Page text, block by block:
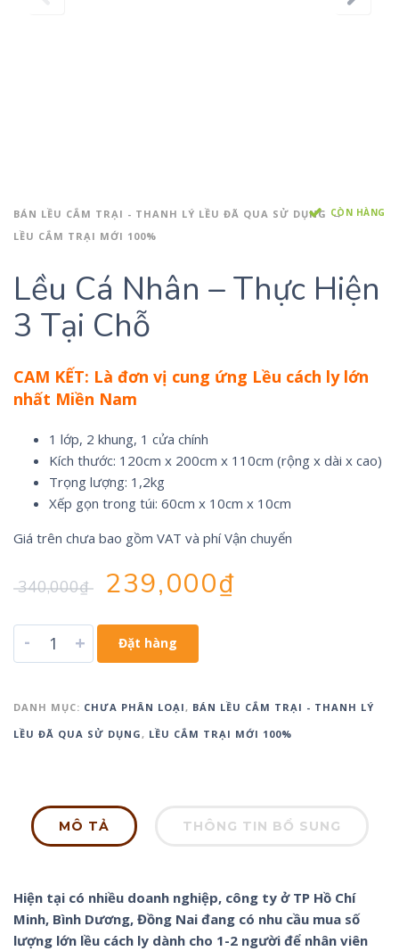
BÁN LỀU CẮM TRẠI - THANH LÝ LỀU ĐÃ QUA SỬ DỤNG
LỀU CẮM TRẠI MỚI 100%
CÒN HÀNG
Lều Cá Nhân – Thực Hiện
3 Tại Chỗ
CAM KẾT: Là đơn vị cung ứng Lều cách ly lớn
nhất Miền Nam
1 lớp, 2 khung, 1 cửa chính
Kích thước: 120cm x 200cm x 110cm (rộng x dài x cao)
Trọng lượng: 1,2kg
Xếp gọn trong túi: 60cm x 10cm x 10cm
Giá trên chưa bao gồm VAT và phí Vận chuyển
340,000₫ 239,000₫
- + Đặt hàng
DANH MỤC: CHƯA PHÂN LOẠI, BÁN LỀU CẮM TRẠI - THANH LÝ
LỀU ĐÃ QUA SỬ DỤNG, LỀU CẮM TRẠI MỚI 100%
MÔ TẢ THÔNG TIN BỔ SUNG
Hiện tại có nhiều doanh nghiệp, công ty ở TP Hồ Chí
Minh, Bình Dương, Đồng Nai đang có nhu cầu mua số
lượng lớn lều cách ly dành cho 1-2 người để nhân viên